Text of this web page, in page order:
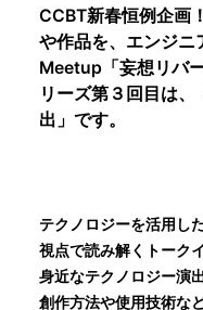
CCBT新春恒例企画
や作品を、エンジニ
Meetup「妄想リバ
リーズ第３回目は
出」です。
テクノロジーを活用し
視点で読み解くトーク
身近なテクノロジー演
創作方法や使用技術な